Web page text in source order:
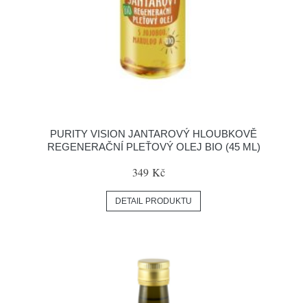
PURITY VISION JANTAROVÝ HLOUBKOVĚ
REGENERAČNÍ PLEŤOVÝ OLEJ BIO (45 ML)
349 Kč
DETAIL PRODUKTU